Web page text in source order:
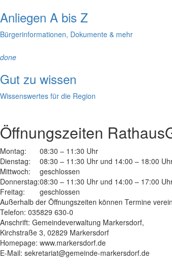
Anliegen A bis Z
Bürgerinformationen, Dokumente & mehr
done
Gut zu wissen
Wissenswertes für die Region
Öffnungszeiten Rathaus
Montag:
08:30 – 11:30 Uhr
Dienstag:
08:30 – 11:30 Uhr und 14:00 – 18:00
Mittwoch:
geschlossen
Donnerstag:08:30 – 11:30 Uhr und 14:00 – 17:00
Freitag:
geschlossen
Außerhalb der Öffnungszeiten können Termine
Telefon: 035829 630-0
Anschrift: Gemeindeverwaltung Markersdorf,
Kirchstraße 3, 02829 Markersdorf
Homepage: www.markersdorf.de
E-Mail: sekretariat@gemeinde-markersdorf.de